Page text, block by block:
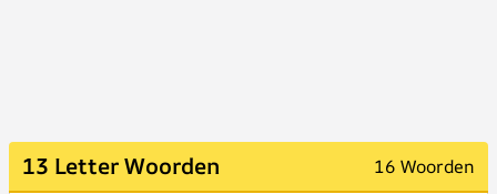
13 Letter Woorden 16 Woorden